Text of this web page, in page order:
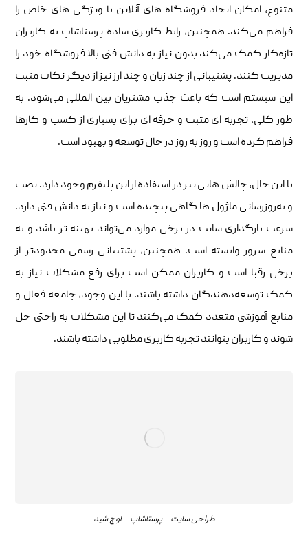
متنوع، امکان ایجاد فروشگاه‌ های آنلاین با ویژگی‌ های خاص را
فراهم می‌کند. همچنین، رابط کاربری ساده پرستاشاپ به کاربران
تازه‌کار کمک می‌کند بدون نیاز به دانش فنی بالا فروشگاه خود را
مدیریت کنند. پشتیبانی از چند زبان و چند ارز نیز از دیگر نکات مثبت
این سیستم است که باعث جذب مشتریان بین ‌المللی می‌شود. به
طور کلی، تجربه ‌ای مثبت و حرفه ‌ای برای بسیاری از کسب‌ و کارها
فراهم کرده است و روز به روز در حال توسعه و بهبود است.
با این حال، چالش‌ هایی نیز در استفاده از این پلتفرم وجود دارد. نصب
و به‌روزرسانی ماژول ‌ها گاهی پیچیده است و نیاز به دانش فنی دارد.
سرعت بارگذاری سایت در برخی موارد می‌تواند بهینه‌ تر باشد و به
منابع سرور وابسته است. همچنین، پشتیبانی رسمی محدودتر از
برخی رقبا است و کاربران ممکن است برای رفع مشکلات نیاز به
کمک توسعه‌دهندگان داشته باشند. با این وجود، جامعه فعال و
منابع آموزشی متعدد کمک می‌کنند تا این مشکلات به راحتی حل
شوند و کاربران بتوانند تجربه کاربری مطلوبی داشته باشند.
طراحی سایت – پرستاشاپ – اوج شید